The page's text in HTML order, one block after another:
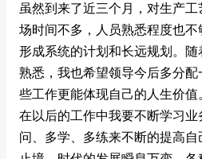
虽然到来了近三个月，对生产
场时间不多，人员熟悉程度也
形成系统的计划和长远规划。
熟悉，我也希望领导今后多分
些工作更能体现自己的人生价值
在以后的工作中我要不断学习
问、多学、多练来不断的提高